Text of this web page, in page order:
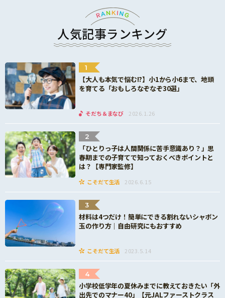
人気記事ランキング
1
【大人も本気で悩む!?】小1から小6まで、地頭
を育てる「おもしろなぞなぞ30選」
そだち＆まなび 2026.1.26
2
「ひとりっ子は人間関係に苦手意識あり？」思
春期までの子育てで知っておくべきポイントと
は？【専門家監修】
こそだて生活 2026.6.15
3
材料は4つだけ！簡単にできる割れないシャボン
玉の作り方｜自由研究にもおすすめ
こそだて生活 2023.5.14
4
小学校低学年の夏休みまでに教えておきたい「外
出先でのマナー40」【元JALファーストクラス